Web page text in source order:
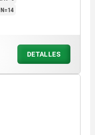
N=14
DETALLES